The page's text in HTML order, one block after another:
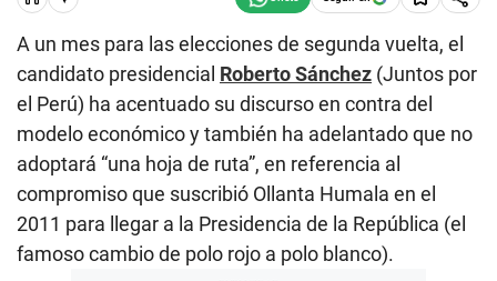
A un mes para las elecciones de segunda vuelta, el
candidato presidencial Roberto Sánchez (Juntos por
el Perú) ha acentuado su discurso en contra del
modelo económico y también ha adelantado que no
adoptará “una hoja de ruta”, en referencia al
compromiso que suscribió Ollanta Humala en el
2011 para llegar a la Presidencia de la República (el
famoso cambio de polo rojo a polo blanco).